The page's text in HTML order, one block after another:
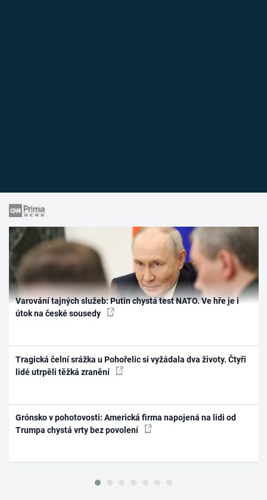
Varování tajných služeb: Putin chystá test NATO. Ve hře je i
útok na české sousedy
Tragická čelní srážka u Pohořelic si vyžádala dva životy. Čtyři
lidé utrpěli těžká zranění
Grónsko v pohotovosti: Americká firma napojená na lidi od
Trumpa chystá vrty bez povolení